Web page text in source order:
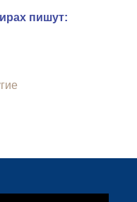
пишут: